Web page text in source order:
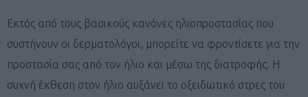
Εκτός από τους βασικούς κανόνες ηλιοπροστασίας που
συστήνουν οι δερματολόγοι, μπορείτε να φροντίσετε για την
προστασία σας από τον ήλιο και μέσω της διατροφής. Η
συχνή έκθεση στον ήλιο αυξάνει το οξειδωτικό στρες του